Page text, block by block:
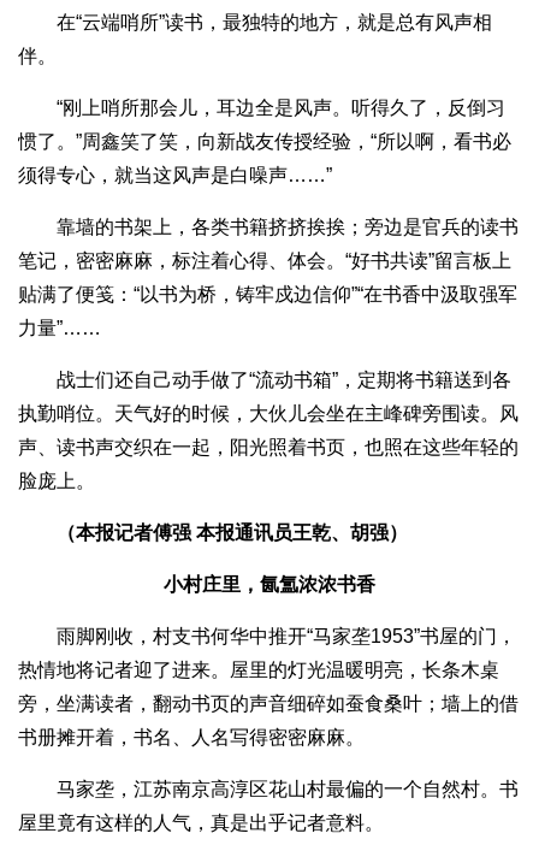
在“云端哨所”读书，最独特的地方，就是总有风声相
伴。
“刚上哨所那会儿，耳边全是风声。听得久了，反倒习
惯了。”周鑫笑了笑，向新战友传授经验，“所以啊，看书必
须得专心，就当这风声是白噪声……”
靠墙的书架上，各类书籍挤挤挨挨；旁边是官兵的读书
笔记，密密麻麻，标注着心得、体会。“好书共读”留言板上
贴满了便笺：“以书为桥，铸牢戍边信仰”“在书香中汲取强军
力量”……
战士们还自己动手做了“流动书箱”，定期将书籍送到各
执勤哨位。天气好的时候，大伙儿会坐在主峰碑旁围读。风
声、读书声交织在一起，阳光照着书页，也照在这些年轻的
脸庞上。
（本报记者傅强 本报通讯员王乾、胡强）
小村庄里，氤氲浓浓书香
雨脚刚收，村支书何华中推开“马家垄1953”书屋的门，
热情地将记者迎了进来。屋里的灯光温暖明亮，长条木桌
旁，坐满读者，翻动书页的声音细碎如蚕食桑叶；墙上的借
书册摊开着，书名、人名写得密密麻麻。
马家垄，江苏南京高淳区花山村最偏的一个自然村。书
屋里竟有这样的人气，真是出乎记者意料。